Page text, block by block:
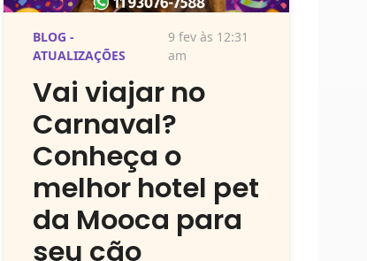
BLOG -
ATUALIZAÇÕES
9 fev às 12:31
am
Vai viajar no
Carnaval?
Conheça o
melhor hotel pet
da Mooca para
seu cão